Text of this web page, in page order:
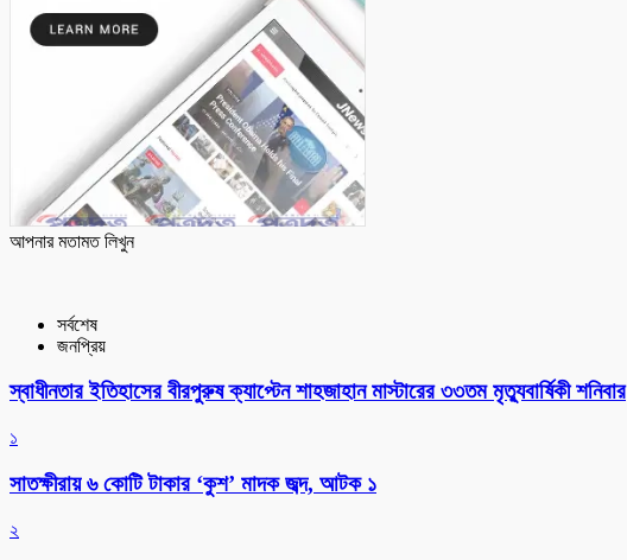
আপনার মতামত লিখুন
সর্বশেষ
জনপ্রিয়
স্বাধীনতার ইতিহাসের বীরপুরুষ ক্যাপ্টেন শাহজাহান মাস্টারের ৩৩তম মৃত্যুবার্ষিকী শনিবার
১
সাতক্ষীরায় ৬ কোটি টাকার ‘কুশ’ মাদক জব্দ, আটক ১
২